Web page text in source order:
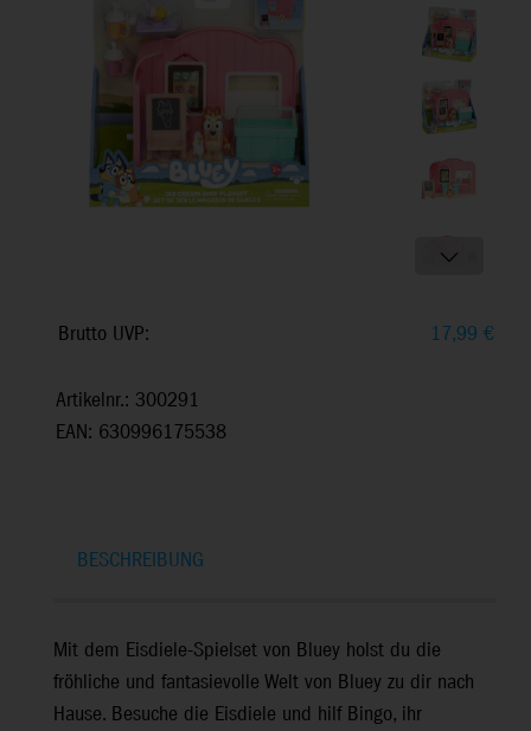
Brutto UVP: 17,99 €
Artikelnr.: 300291
EAN: 630996175538
BESCHREIBUNG
Mit dem Eisdiele-Spielset von Bluey holst du die
fröhliche und fantasievolle Welt von Bluey zu dir nach
Hause. Besuche die Eisdiele und hilf Bingo, ihr